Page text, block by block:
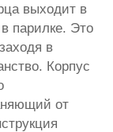
выходит в
парилке. Это
в
Корпус
от